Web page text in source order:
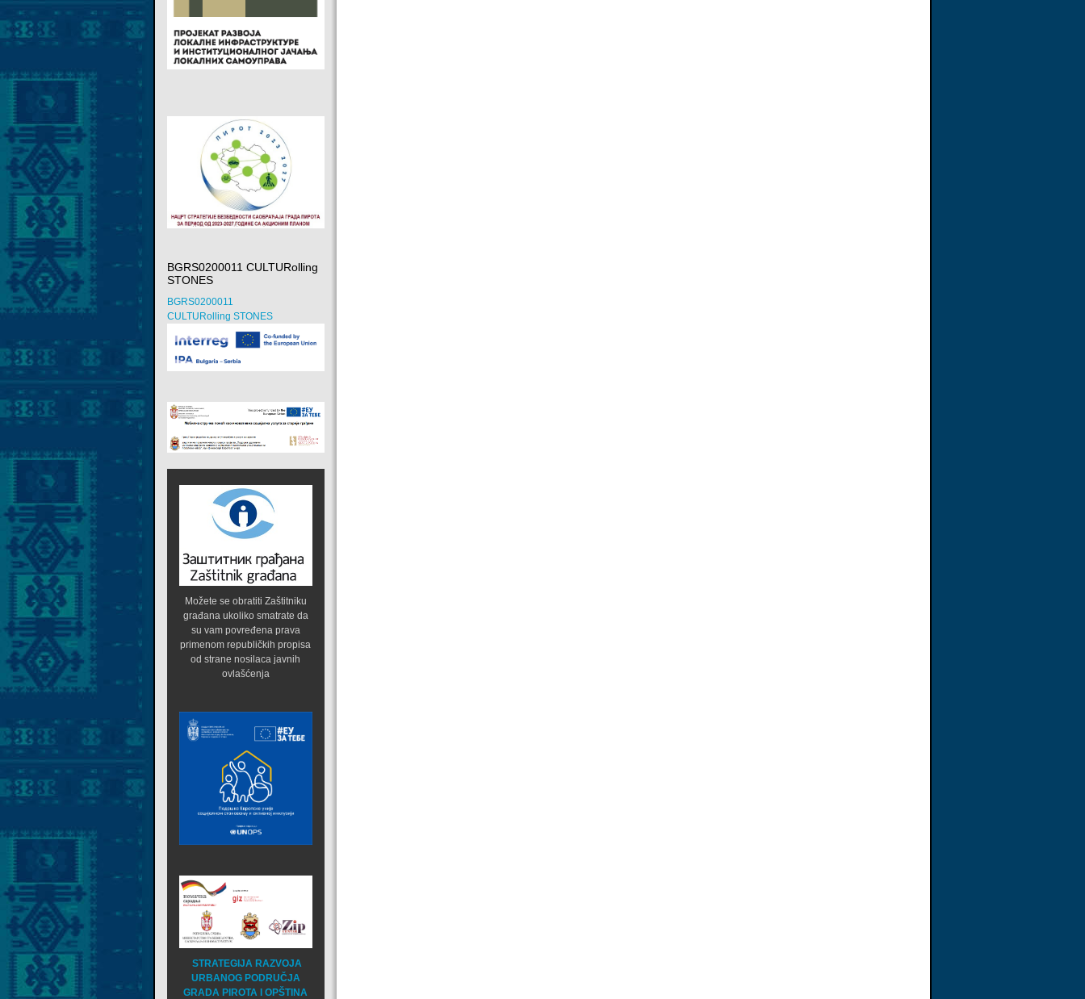
BGRS0200011 CULTURolling
STONES
BGRS0200011
CULTURolling STONES
Možete se obratiti Zaštitniku
građana ukoliko smatrate da
su vam povređena prava
primenom republičkih propisa
od strane nosilaca javnih
ovlašćenja
STRATEGIJA RAZVOJA
URBANOG PODRUČJA
GRADA PIROTA I OPŠTINA